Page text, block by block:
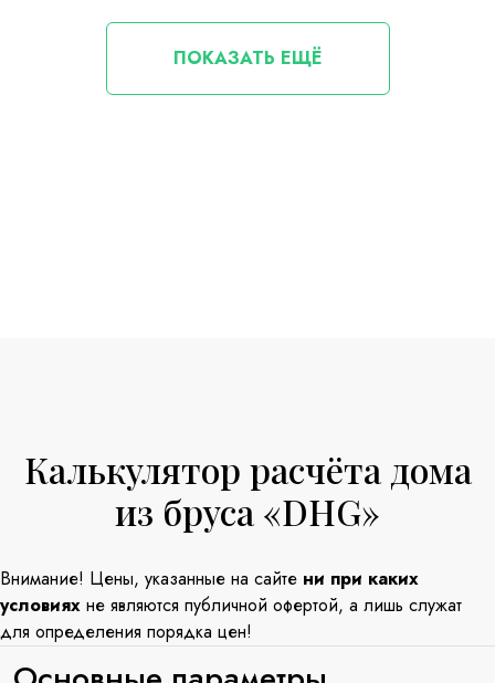
ПОКАЗАТЬ ЕЩЁ
Калькулятор расчёта дома
из бруса «DHG»
Внимание! Цены, указанные на сайте ни при каких
условиях не являются публичной офертой, а лишь служат
для определения порядка цен!